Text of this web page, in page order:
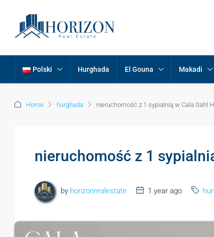
Polski Hurghada El Gouna Makadi
Home hurghada nieruchomość z 1 sypialnią w Cala Sahl
nieruchomość z 1
by horizonrealestate 1 year ago